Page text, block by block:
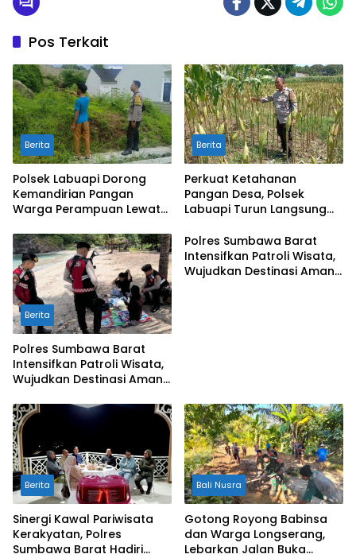
Pos Terkait
Berita
Polsek Labuapi Dorong
Kemandirian Pangan
Warga Perampuan Lewat
Rumah
Berita
Perkuat Ketahanan
Pangan Desa, Polsek
Labuapi Turun Langsung
Berita
Polres Sumbawa Barat
Intensifkan Patroli Wisata,
Wujudkan Destinasi Aman
Masyarakat
Polres Sumbawa Barat
Intensifkan Patroli Wisata,
Wujudkan Destinasi Aman
Berita
Sinergi Kawal Pariwisata
Kerakyatan, Polres
Sumbawa Barat Hadiri
Bali Nusra
Gotong Royong Babinsa
dan Warga Longserang,
Lebarkan Jalan Buka